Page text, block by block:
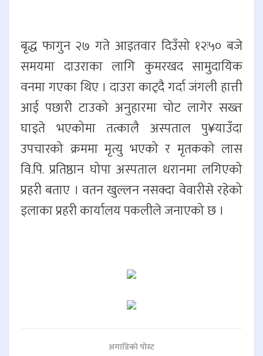
बृद्ध फागुन २७ गते आइतवार दिउँसो १२ः५० बजे
समयमा दाउराका लागि कुमरखद सामुदायिक
वनमा गएका थिए । दाउरा काट्दै गर्दा जंगली हात्ती
आई पछारी टाउको अनुहारमा चोट लागेर सख्त
घाइते भएकोमा तत्कालै अस्पताल पु¥याउँदा
उपचारको क्रममा मृत्यु भएको र मृतकको लास
वि.पि. प्रतिष्ठान घोपा अस्पताल धरानमा लगिएको
प्रहरी बताए । वतन खुल्लन नसक्दा वेवारीसे रहेको
इलाका प्रहरी कार्यालय पकलीले जनाएको छ ।
अगाडिकाे पाेस्ट